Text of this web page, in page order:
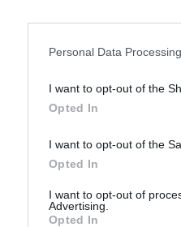
Personal Data
I want to opt-out of the
Opted In
I want to opt-out of the
Opted In
I want to opt-out of
Advertising.
Opted In
Ti
Specialista
21 Aprile 2020 alle ore
Aragorn Un